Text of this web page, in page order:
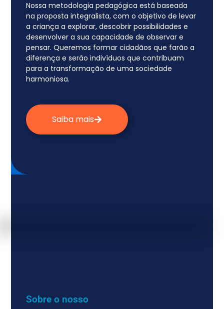
Nossa metodologia pedagógica está baseada
na proposta integralista, com o objetivo de levar
a criança a explorar, descobrir possibilidades e
desenvolver a sua capacidade de observar e
pensar. Queremos formar cidadãos que farão a
diferença e serão indivíduos que contribuam
para a transformação de uma sociedade
harmoniosa.
Saiba mais
Sobre o nosso